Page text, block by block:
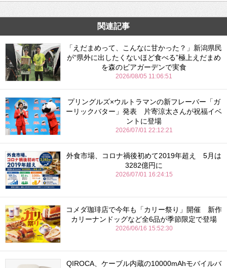
関連記事
「えだまめって、こんなに甘かった？」新潟県民
が“県外に出したくないほど食べる”極上えだまめ
を森のビアガーデンで実食
2026/08/05 11:06:51
プリングルズ×ウルトラマンの新フレーバー「ガ
ーリックバター」発表 片寄涼太さんが祝福イベ
ントに登場
2026/07/01 22:12:21
外食市場、コロナ禍後初めて2019年超え 5月は
3282億円に
2026/07/01 16:24:15
コメダ珈琲店で今年も「カリー祭り」開催 新作
カリーナンドッグなど全6品が季節限定で登場
2026/06/16 15:52:30
QIROCA、ケーブル内蔵の10000mAhモバイルバ